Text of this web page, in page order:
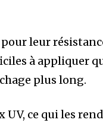
pour leur
à appliquer
plus long.
ce qui les